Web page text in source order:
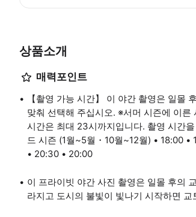
상품소개
매력포인트
【촬영 가능 시간】 이 야간 촬영은 일몰
맞춰 선택해 주십시오. ※서머 시즌에 이
시간은 최대 23시까지입니다. 촬영 시간
드 시즌 (1월~5월・10월~12월) • 18:00
• 20:30 • 20:00
이 프라이빗 야간 사진 촬영은 일몰 후의
라지고 도시의 불빛이 빛나기 시작하면